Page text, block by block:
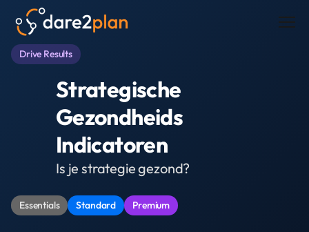
Drive Results
Strategische
Gezondheids
Indicatoren
Is je strategie gezond?
Essentials Standard Premium